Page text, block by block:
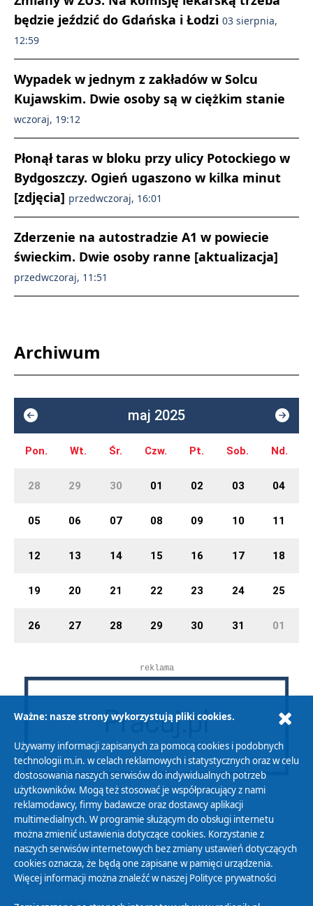
będzie jeździć do Gdańska i Łodzi 03 sierpnia,
12:59
Wypadek w jednym z zakładów w Solcu
Kujawskim. Dwie osoby są w ciężkim stanie
wczoraj, 19:12
Płonął taras w bloku przy ulicy Potockiego w
Bydgoszczy. Ogień ugaszono w kilka minut
[zdjęcia] przedwczoraj, 16:01
Zderzenie na autostradzie A1 w powiecie
świeckim. Dwie osoby ranne [aktualizacja]
przedwczoraj, 11:51
Archiwum
maj 2025
Pon. Wt. Śr. Czw. Pt. Sob. Nd.
28 29 30 01 02 03 04
05 06 07 08 09 10 11
12 13 14 15 16 17 18
19 20 21 22 23 24 25
26 27 28 29 30 31 01
reklama
Polityka Prywatności
Zasady korzystania z Serwisu
Organizacje Pożytku Publicznego
Ważne: nasze strony wykorzystują pliki cookies.
Używamy informacji zapisanych za pomocą cookies i podobnych
technologii m.in. w celach reklamowych i statystycznych oraz w celu
dostosowania naszych serwisów do indywidualnych potrzeb
użytkowników. Mogą też stosować je współpracujący z nami
reklamodawcy, firmy badawcze oraz dostawcy aplikacji
multimedialnych. W programie służącym do obsługi internetu
można zmienić ustawienia dotyczące cookies. Korzystanie z
naszych serwisów internetowych bez zmiany ustawień dotyczących
cookies oznacza, że będą one zapisane w pamięci urządzenia.
Więcej informacji można znaleźć w naszej Polityce prywatności